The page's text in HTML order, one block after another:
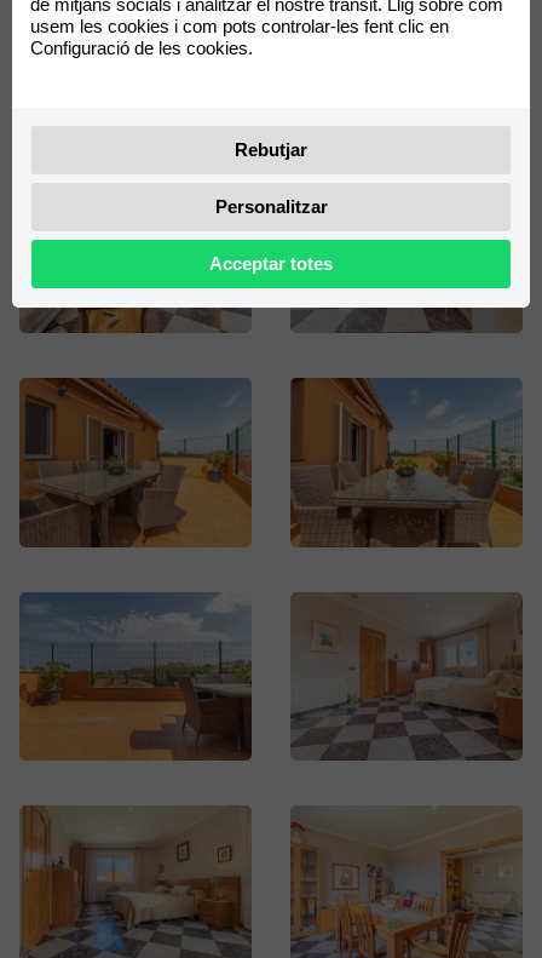
Galeria de fotos
de mitjans socials i analitzar el nostre trànsit. Llig sobre com
usem les cookies i com pots controlar-les fent clic en
Configuració de les cookies.
Rebutjar
Personalitzar
Acceptar totes